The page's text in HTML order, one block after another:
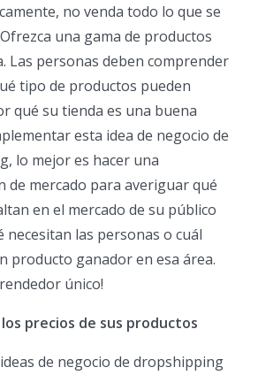
no venda todo lo que se
una gama de productos
Las personas deben comprender
tipo de productos pueden
qué su tienda es una buena
esta idea de negocio de
lo mejor es hacer una
de mercado para averiguar qué
en el mercado de su público
necesitan las personas o cuál
producto ganador en esa área.
único!
precios de sus productos
de negocio de dropshipping